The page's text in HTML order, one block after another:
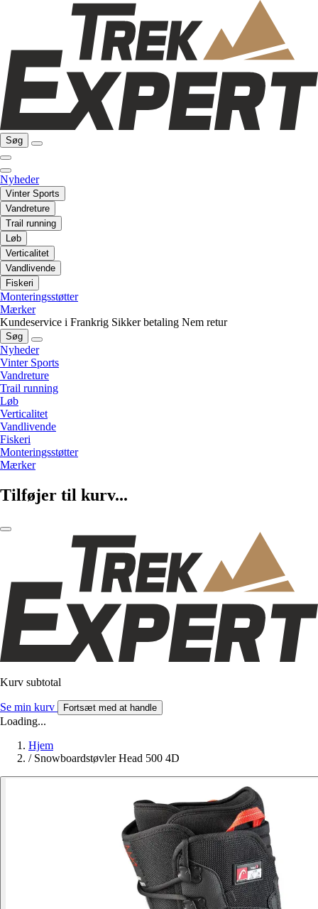
Søg
Nyheder
Vinter Sports
Vandreture
Trail running
Løb
Verticalitet
Vandlivende
Fiskeri
Monteringsstøtter
Mærker
Kundeservice i Frankrig Sikker betaling Nem retur
Søg
Nyheder
Vinter Sports
Vandreture
Trail running
Løb
Verticalitet
Vandlivende
Fiskeri
Monteringsstøtter
Mærker
Tilføjer til kurv...
Kurv subtotal
Se min kurv Fortsæt med at handle
Loading...
Hjem
/ Snowboardstøvler Head 500 4D